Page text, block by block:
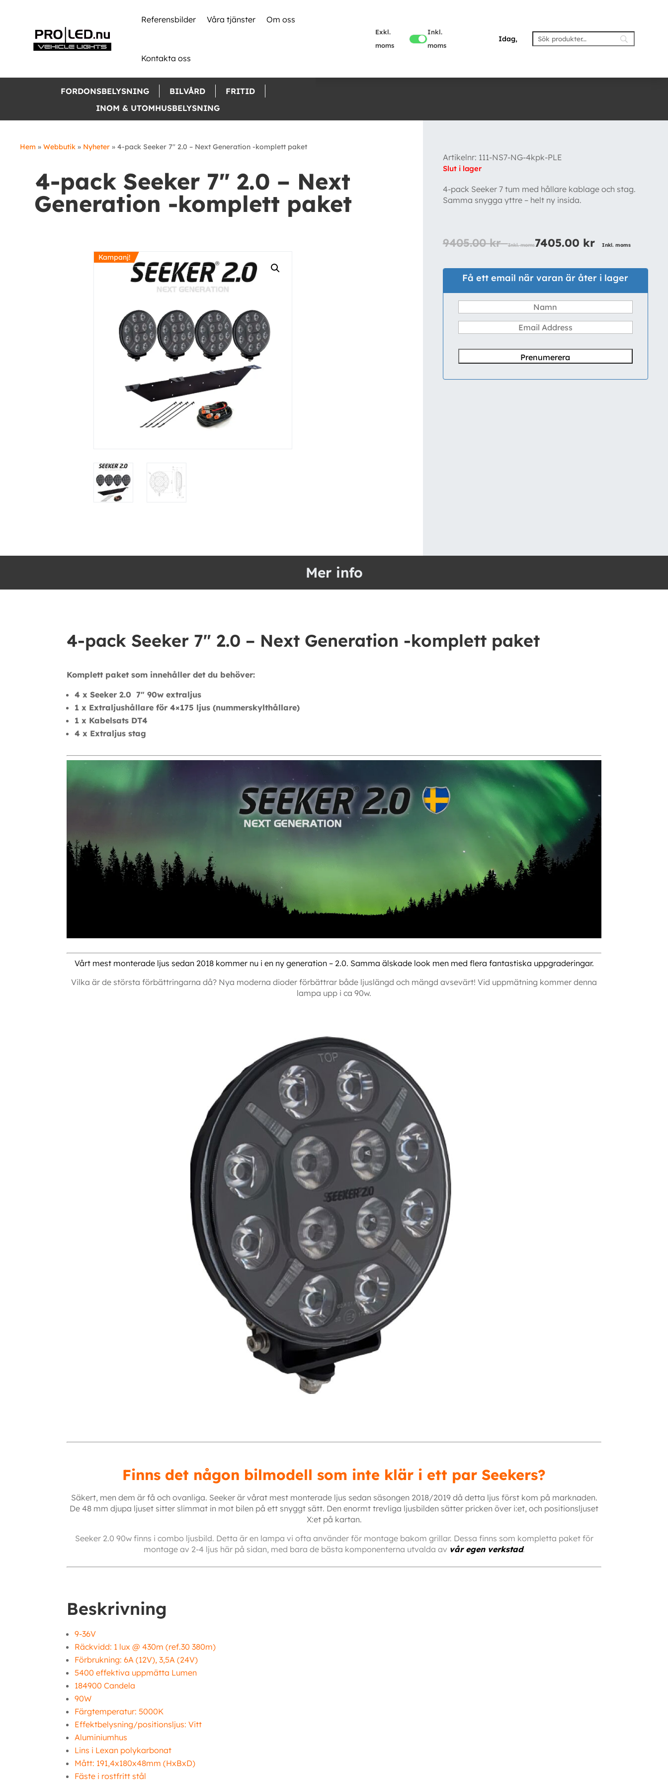
Referensbilder Våra tjänster Om oss
Kontakta oss
Exkl.
moms
Inkl.
moms
Idag,
FORDONSBELYSNING BILVÅRD
FRITID
INOM & UTOMHUSBELYSNING
Hem » Webbutik » Nyheter » 4-pack Seeker 7″ 2.0 – Next Generation -komplett paket
4-pack Seeker 7″ 2.0 – Next
Generation -komplett paket
Kampanj!
Artikelnr: 111-NS7-NG-4kpk-PLE
Slut i lager
4-pack Seeker 7 tum med hållare kablage och stag.
Samma snygga yttre – helt ny insida.
9405.00kr Inkl. moms7405.00 kr Inkl. moms
Få ett email när varan är åter i lager
Mer info
4-pack Seeker 7″ 2.0 – Next Generation -komplett paket
Komplett paket som innehåller det du behöver:
4 x Seeker 2.0 7″ 90w extraljus
1 x Extraljushållare för 4×175 ljus (nummerskylthållare)
1 x Kabelsats DT4
4 x Extraljus stag
Vårt mest monterade ljus sedan 2018 kommer nu i en ny generation – 2.0. Samma älskade look men med flera fantastiska uppgraderingar.
Vilka är de största förbättringarna då? Nya moderna dioder förbättrar både ljuslängd och mängd avsevärt! Vid uppmätning kommer denna
lampa upp i ca 90w.
Finns det någon bilmodell som inte klär i ett par Seekers?
Säkert, men dem är få och ovanliga. Seeker är vårat mest monterade ljus sedan säsongen 2018/2019 då detta ljus först kom på marknaden.
De 48 mm djupa ljuset sitter slimmat in mot bilen på ett snyggt sätt. Den enormt trevliga ljusbilden sätter pricken över i:et, och positionsljuset
X:et på kartan.
Seeker 2.0 90w finns i combo ljusbild. Detta är en lampa vi ofta använder för montage bakom grillar. Dessa finns som kompletta paket för
montage av 2-4 ljus här på sidan, med bara de bästa komponenterna utvalda av vår egen verkstad.
Beskrivning
9-36V
Räckvidd: 1 lux @ 430m (ref.30 380m)
Förbrukning: 6A (12V), 3,5A (24V)
5400 effektiva uppmätta Lumen
184900 Candela
90W
Färgtemperatur: 5000K
Effektbelysning/positionsljus: Vitt
Aluminiumhus
Lins i Lexan polykarbonat
Mått: 191,4x180x48mm (HxBxD)
Fäste i rostfritt stål